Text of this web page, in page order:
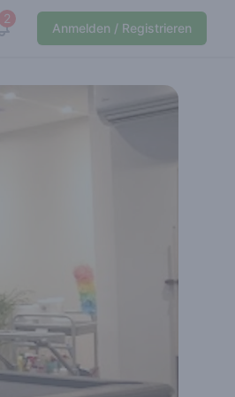
2
View notifications
Anmelden / Registrieren